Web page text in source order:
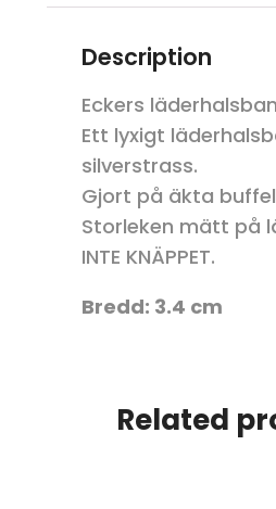
Description
Eckers
Ett lyxigt
silverstrass.
Gjort på äkta
Storleken mätt på
INTE KNÄPPET.
Bredd: 3.4 cm
Related